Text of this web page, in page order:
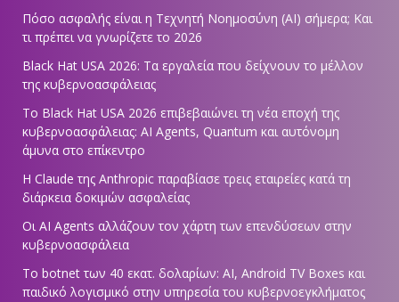
Πόσο ασφαλής είναι η Τεχνητή Νοημοσύνη (AI) σήμερα; Και
τι πρέπει να γνωρίζετε το 2026
Black Hat USA 2026: Τα εργαλεία που δείχνουν το μέλλον
της κυβερνοασφάλειας
Το Black Hat USA 2026 επιβεβαιώνει τη νέα εποχή της
κυβερνοασφάλειας: AI Agents, Quantum και αυτόνομη
άμυνα στο επίκεντρο
Η Claude της Anthropic παραβίασε τρεις εταιρείες κατά τη
διάρκεια δοκιμών ασφαλείας
Οι AI Agents αλλάζουν τον χάρτη των επενδύσεων στην
κυβερνοασφάλεια
Το botnet των 40 εκατ. δολαρίων: AI, Android TV Boxes και
παιδικό λογισμικό στην υπηρεσία του κυβερνοεγκλήματος